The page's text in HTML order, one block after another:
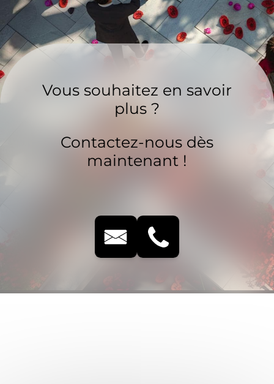
Vous souhaitez en savoir
plus ?
Contactez-nous dès
maintenant !